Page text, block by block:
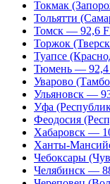
Токмак
Тольятти
Томск — 92,6
Торжок
Туапсе
Тюмень — 92,4
Уварово
Ульяновск —
Уфа
Феодосия
Хабаровск —
Ханты-
Чебоксары
Челябинск —